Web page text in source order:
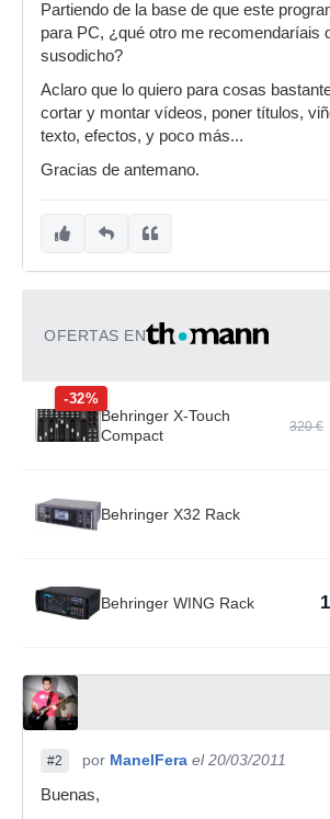
Partiendo de la base de que este
para PC, ¿qué otro me recomendaríais
susodicho?
Aclaro que lo quiero para cosas
cortar y montar vídeos, poner títulos,
texto, efectos, y poco más...
Gracias de antemano.
OFERTAS EN
-32%
Behringer X-Touch
Compact
320 €
Behringer X32 Rack
Behringer WING Rack
#2 por ManelFera el 20/03/2011
Buenas,